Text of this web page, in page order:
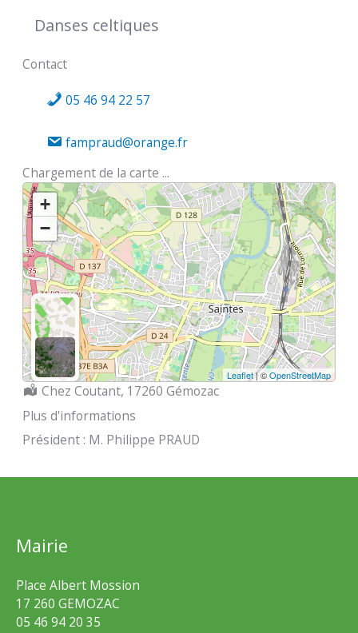
Danses celtiques
Contact
05 46 94 22 57
fampraud@orange.fr
Chargement de la carte ...
+
−
Leaflet| ©OpenStreetMap
Localisation :
Chez Coutant, 17260 Gémozac
Plus d'informations
Président : M. Philippe PRAUD
Mairie
Place Albert Mossion
17 260 GEMOZAC
05 46 94 20 35